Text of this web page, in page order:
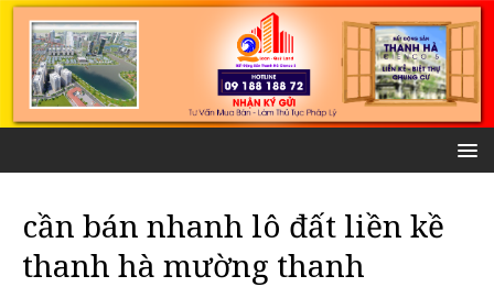
cần bán nhanh lô đất liền kề
thanh hà mường thanh